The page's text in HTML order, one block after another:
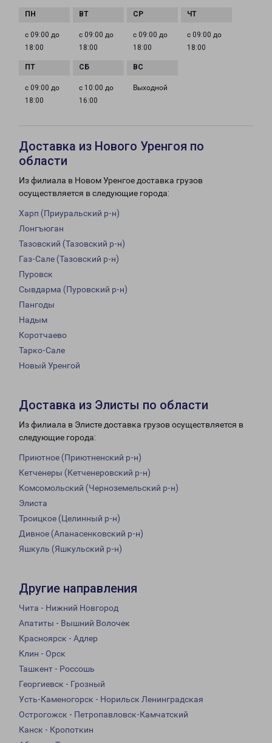
с 09:00 до
18:00
с 09:00 до
18:00
с 09:00 до
18:00
с 09:00 до
18:00
с 09:00 до
18:00
с 10:00 до
16:00
Выходной
Доставка из Нового Уренгоя по
области
Из филиала в Новом Уренгое доставка грузов
осуществляется в следующие города:
Харп (Приуральский р-н)
Лонгъюган
Тазовский (Тазовский р-н)
Газ-Сале (Тазовский р-н)
Пуровск
Сывдарма (Пуровский р-н)
Пангоды
Надым
Коротчаево
Тарко-Сале
Новый Уренгой
Доставка из Элисты по области
Из филиала в Элисте доставка грузов осуществляется в
следующие города:
Приютное (Приютненский р-н)
Кетченеры (Кетченеровский р-н)
Комсомольский (Черноземельский р-н)
Элиста
Троицкое (Целинный р-н)
Дивное (Апанасенковский р-н)
Яшкуль (Яшкульский р-н)
Другие направления
Чита - Нижний Новгород
Апатиты - Вышний Волочек
Красноярск - Адлер
Клин - Орск
Ташкент - Россошь
Георгиевск - Грозный
Усть-Каменогорск - Норильск Ленинградская
Острогожск - Петропавловск-Камчатский
Канск - Кропоткин